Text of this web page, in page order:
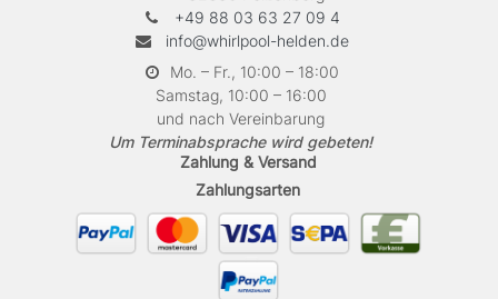
+49 88 03 63 27 09 4
info@whirlpool-helden.de
Mo. – Fr., 10:00 – 18:00
Samstag, 10:00 – 16:00
und nach Vereinbarung
Um Terminabsprache wird gebeten!
Zahlung & Versand
Zahlungsarten